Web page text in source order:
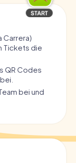
Carrera)
Tickets die
QR Codes
bei und